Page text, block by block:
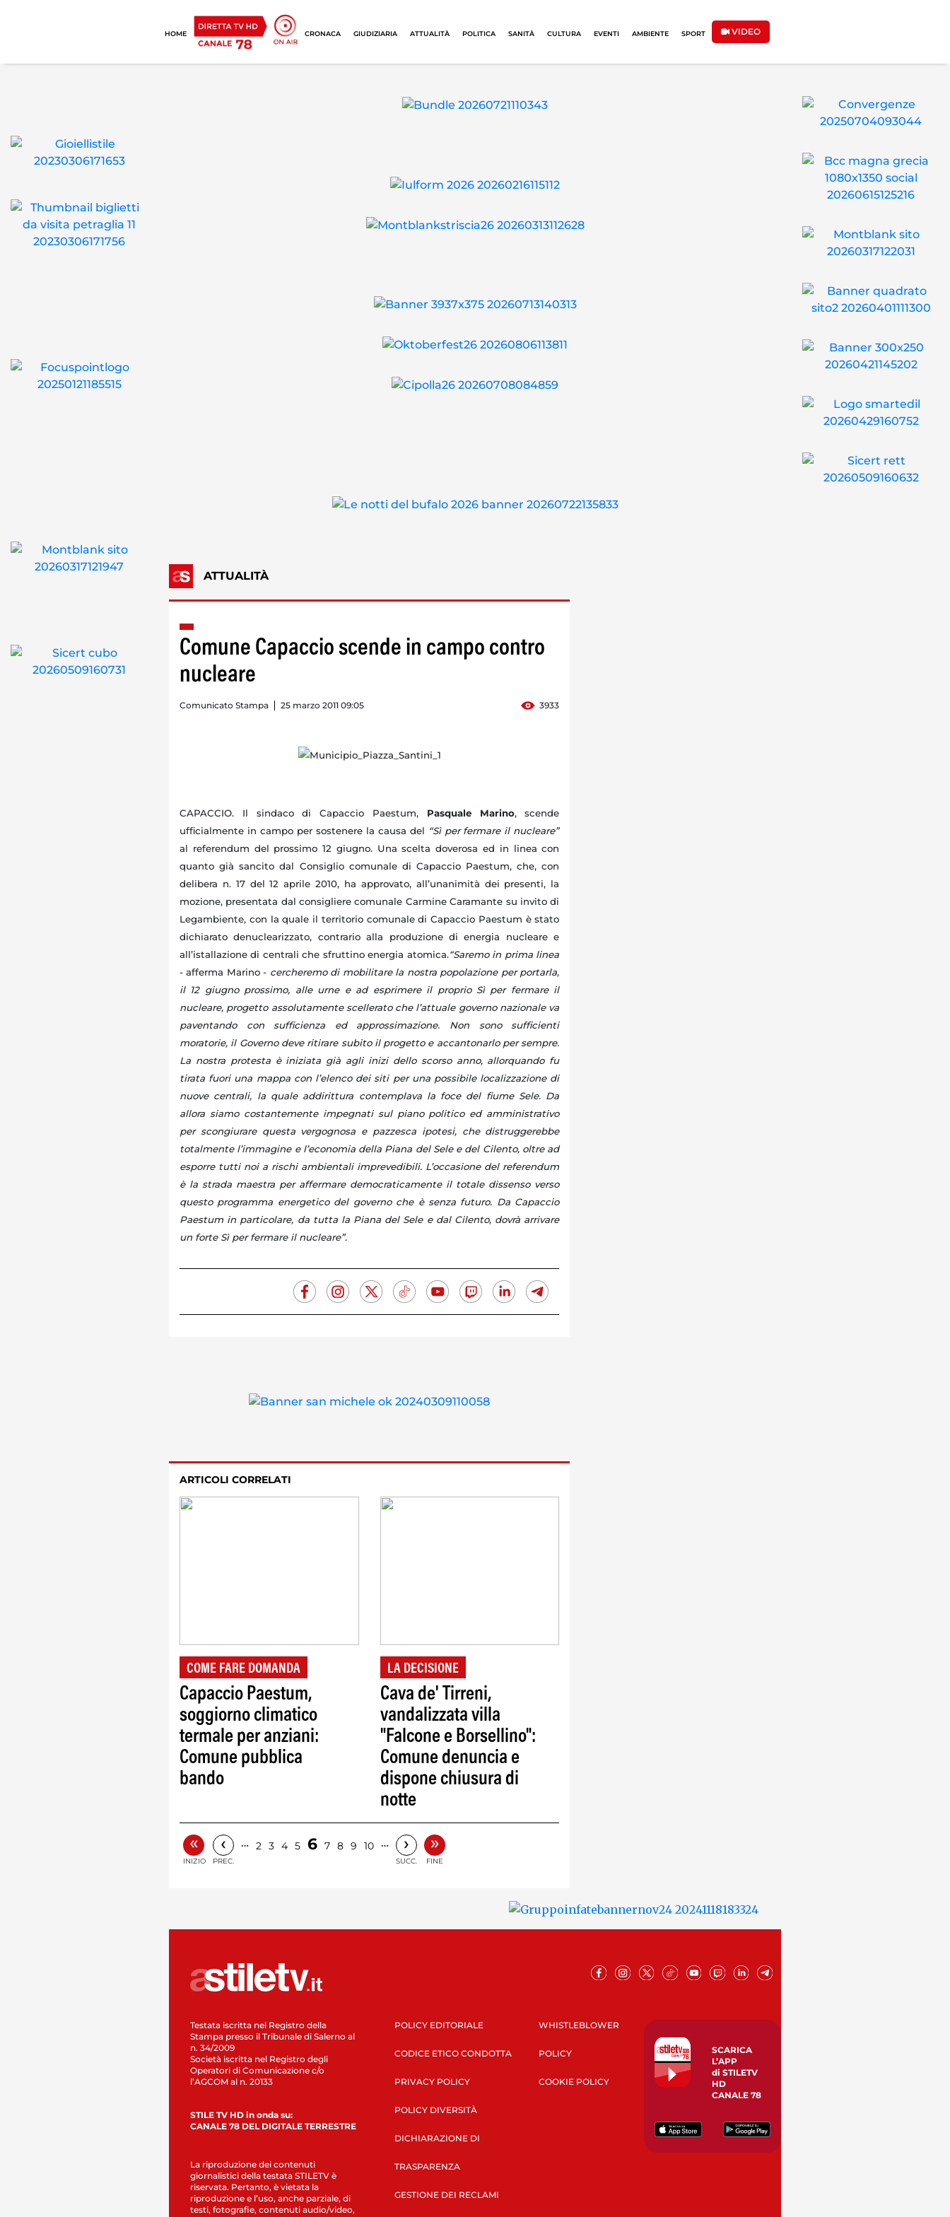
HOME CRONACA GIUDIZIARIA ATTUALITÀ POLITICA SANITÀ CULTURA EVENTI AMBIENTE SPORT VIDEO
ATTUALITÀ
Comune Capaccio scende in campo contro
nucleare
Comunicato Stampa 25 marzo 2011 09:05 3933
CAPACCIO. Il sindaco di Capaccio Paestum, Pasquale Marino, scende
ufficialmente in campo per sostenere la causa del “Sì per fermare il nucleare”
al referendum del prossimo 12 giugno. Una scelta doverosa ed in linea con
quanto già sancito dal Consiglio comunale di Capaccio Paestum, che, con
delibera n. 17 del 12 aprile 2010, ha approvato, all’unanimità dei presenti, la
mozione, presentata dal consigliere comunale Carmine Caramante su invito di
Legambiente, con la quale il territorio comunale di Capaccio Paestum è stato
dichiarato denuclearizzato, contrario alla produzione di energia nucleare e
all’istallazione di centrali che sfruttino energia atomica.“Saremo in prima linea
- afferma Marino - cercheremo di mobilitare la nostra popolazione per portarla,
il 12 giugno prossimo, alle urne e ad esprimere il proprio Sì per fermare il
nucleare, progetto assolutamente scellerato che l’attuale governo nazionale va
paventando con sufficienza ed approssimazione. Non sono sufficienti
moratorie, il Governo deve ritirare subito il progetto e accantonarlo per sempre.
La nostra protesta è iniziata già agli inizi dello scorso anno, allorquando fu
tirata fuori una mappa con l’elenco dei siti per una possibile localizzazione di
nuove centrali, la quale addirittura contemplava la foce del fiume Sele. Da
allora siamo costantemente impegnati sul piano politico ed amministrativo
per scongiurare questa vergognosa e pazzesca ipotesi, che distruggerebbe
totalmente l’immagine e l’economia della Piana del Sele e del Cilento, oltre ad
esporre tutti noi a rischi ambientali imprevedibili. L’occasione del referendum
è la strada maestra per affermare democraticamente il totale dissenso verso
questo programma energetico del governo che è senza futuro. Da Capaccio
Paestum in particolare, da tutta la Piana del Sele e dal Cilento, dovrà arrivare
un forte Sì per fermare il nucleare”.
ARTICOLI CORRELATI
COME FARE DOMANDA
Capaccio Paestum,
soggiorno climatico
termale per anziani:
Comune pubblica
bando
LA DECISIONE
Cava de' Tirreni,
vandalizzata villa
"Falcone e Borsellino":
Comune denuncia e
dispone chiusura di
notte
«
INIZIO
‹
PREC.
… 2 3 4 5 6 7 8 9 10 … ›
SUCC.
»
FINE
Testata iscritta nel Registro della
Stampa presso il Tribunale di Salerno al
n. 34/2009
Società iscritta nel Registro degli
Operatori di Comunicazione c/o
l’AGCOM al n. 20133
STILE TV HD in onda su:
CANALE 78 DEL DIGITALE TERRESTRE
La riproduzione dei contenuti
giornalistici della testata STILETV è
riservata. Pertanto, è vietata la
riproduzione e l’uso, anche parziale, di
testi, fotografie, contenuti audio/video,
POLICY EDITORIALE
CODICE ETICO CONDOTTA
PRIVACY POLICY
POLICY DIVERSITÀ
DICHIARAZIONE DI
TRASPARENZA
GESTIONE DEI RECLAMI
WHISTLEBLOWER
POLICY
COOKIE POLICY
SCARICA
L’APP
di STILETV
HD
CANALE 78